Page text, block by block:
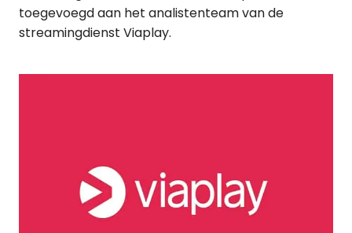
toegevoegd aan het analistenteam van de
streamingdienst Viaplay.